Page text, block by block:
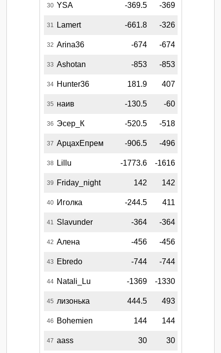
30 YSA -369.5 -369
31 Lamert -661.8 -326
32 Arina36 -674 -674
33 Ashotan -853 -853
34 Hunter36 181.9 407
35 наив -130.5 -60
36 Эсер_К -520.5 -518
37 АрцахЕпрем -906.5 -496
38 Lillu -1773.6 -1616
39 Friday_night 142 142
40 Иголка -244.5 411
41 Slavunder -364 -364
42 Алена -456 -456
43 Ebredo -744 -744
44 Natali_Lu -1369 -1330
45 лизонька 444.5 493
46 Bohemien 144 144
47 aass 30 30